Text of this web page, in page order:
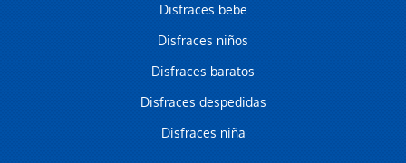
Disfraces bebe
Disfraces niños
Disfraces baratos
Disfraces despedidas
Disfraces niña